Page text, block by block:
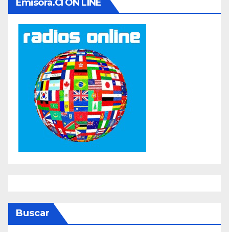
Emisora.cl ON LINE
Buscar